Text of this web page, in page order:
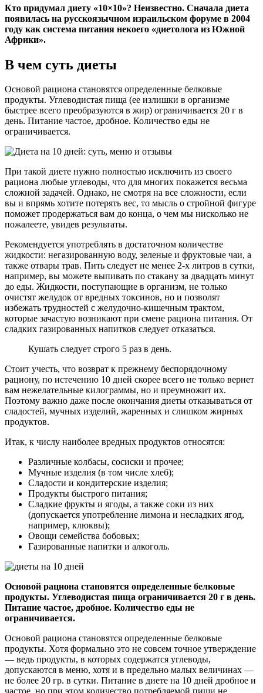
Кто придумал диету «10×10»? Неизвестно. Сначала диета
появилась на русскоязычном израильском форуме в 2004
году как система питания некоего «диетолога из Южной
Африки».
В чем суть диеты
Основой рациона становятся определенные белковые
продукты. Углеводистая пища (ее излишки в организме
быстрее всего преобразуются в жир) ограничивается 20 г в
день. Питание частое, дробное. Количество еды не
ограничивается.
При такой диете нужно полностью исключить из своего
рациона любые углеводы, что для многих покажется весьма
сложной задачей. Однако, не смотря на все сложности, если
вы и впрямь хотите потерять вес, то мысль о стройной фигуре
поможет продержаться вам до конца, о чем мы нисколько не
пожалеете, увидев результаты.
Рекомендуется употреблять в достаточном количестве
жидкости: негазированную воду, зеленые и фруктовые чаи, а
также отвары трав. Пить следует не менее 2-х литров в сутки,
например, вы можете выпивать по стакану за двадцать минут
до еды. Жидкости, поступающие в организм, не только
очистят желудок от вредных токсинов, но и позволят
избежать трудностей с желудочно-кишечным трактом,
которые зачастую возникают при смене рациона питания. От
сладких газированных напитков следует отказаться.
Кушать следует строго 5 раз в день.
Стоит учесть, что возврат к прежнему беспорядочному
рациону, по истечению 10 дней скорее всего не только вернет
вам нежелательные килограммы, но и преумножит их.
Поэтому важно даже после окончания диеты отказываться от
сладостей, мучных изделий, жаренных и слишком жирных
продуктов.
Итак, к числу наиболее вредных продуктов относятся:
Различные колбасы, сосиски и прочее;
Мучные изделия (в том числе хлеб);
Сладости и кондитерские изделия;
Продукты быстрого питания;
Сладкие фрукты и ягоды, а также соки из них
(допускается употребление лимона и несладких ягод,
например, клюквы);
Овощи семейства бобовых;
Газированные напитки и алкоголь.
Основой рациона становятся определенные белковые
продукты. Углеводистая пища ограничивается 20 г в день.
Питание частое, дробное. Количество еды не
ограничивается.
Основой рациона становятся определенные белковые
продукты. Хотя формально это не совсем точное утверждение
— ведь продукты, в которых содержатся углеводы,
допускаются в меню, хотя и в предельно малых величинах —
не более 20 гр. в сутки. Питание в диете на 10 дней дробное и